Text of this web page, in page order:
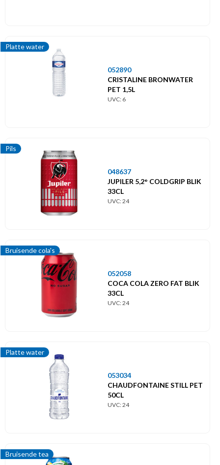
Platte water
052890
CRISTALINE BRONWATER
PET 1,5L
UVC: 6
Pils
048637
JUPILER 5,2° COLDGRIP BLIK
33CL
UVC: 24
Bruisende cola's
052058
COCA COLA ZERO FAT BLIK
33CL
UVC: 24
Platte water
053034
CHAUDFONTAINE STILL PET
50CL
UVC: 24
Bruisende tea